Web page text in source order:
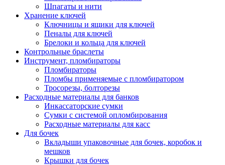
Шпагаты и нити
Хранение ключей
Ключницы и ящики для ключей
Пеналы для ключей
Брелоки и кольца для ключей
Контрольные браслеты
Инструмент, пломбираторы
Пломбираторы
Пломбы применяемые с пломбиратором
Тросорезы, болторезы
Расходные материалы для банков
Инкассаторские сумки
Сумки с системой опломбирования
Расходные материалы для касс
Для бочек
Вкладыши упаковочные для бочек, коробок и
мешков
Крышки для бочек